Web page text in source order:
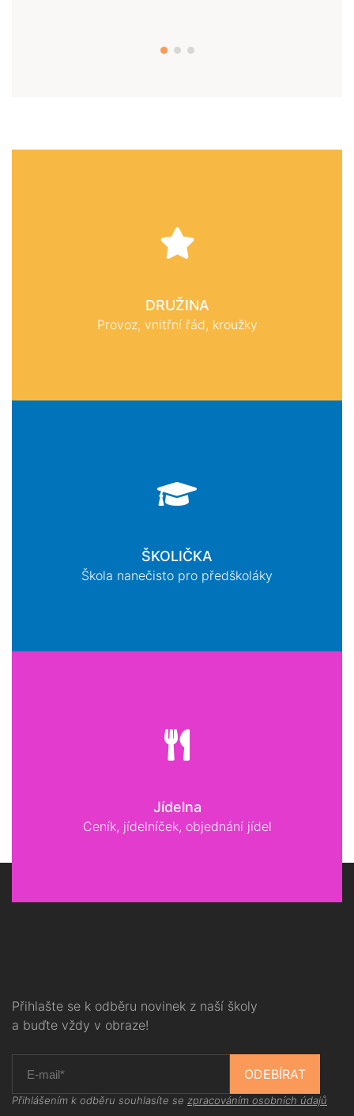
DRUŽINA
Provoz, vnitřní řád, kroužky
ŠKOLIČKA
Škola nanečisto pro předškoláky
Jídelna
Ceník, jídelníček, objednání jídel
Přihlašte se k odběru novinek z naší školy
a buďte vždy v obraze!
ODEBÍRAT
Přihlášením k odběru souhlasíte se zpracováním osobních údajů